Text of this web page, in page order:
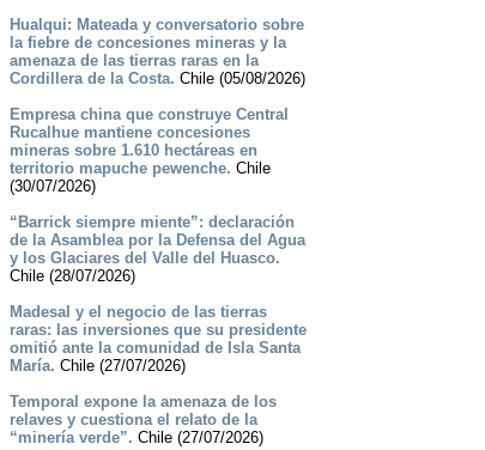
Hualqui: Mateada y conversatorio sobre
la fiebre de concesiones mineras y la
amenaza de las tierras raras en la
Cordillera de la Costa. Chile (05/08/2026)
Empresa china que construye Central
Rucalhue mantiene concesiones
mineras sobre 1.610 hectáreas en
territorio mapuche pewenche. Chile
(30/07/2026)
“Barrick siempre miente”: declaración
de la Asamblea por la Defensa del Agua
y los Glaciares del Valle del Huasco.
Chile (28/07/2026)
Madesal y el negocio de las tierras
raras: las inversiones que su presidente
omitió ante la comunidad de Isla Santa
María. Chile (27/07/2026)
Temporal expone la amenaza de los
relaves y cuestiona el relato de la
“minería verde”. Chile (27/07/2026)